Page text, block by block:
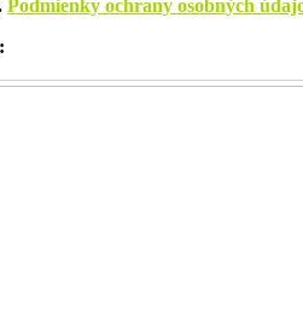
Podmienky ochrany osobných